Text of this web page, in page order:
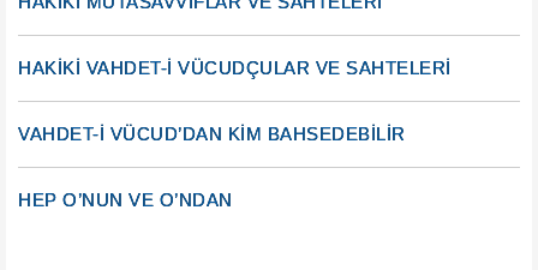
HAKİKİ VAHDET-İ VÜCUDÇULAR VE SAHTELERİ
VAHDET-İ VÜCUD’DAN KİM BAHSEDEBİLİR
HEP O’NUN VE O’NDAN